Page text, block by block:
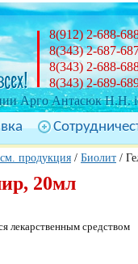
Арго Антасюк Н.Н.
8(912) 2-688-
8(343) 2-687-
8(343) 2-688-
8(343) 2-689-
продукция / Биолит /
20мл
лекарственным средством